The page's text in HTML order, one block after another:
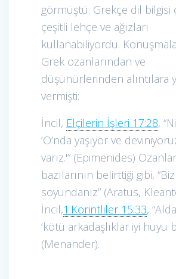
görmüştü. Grekçe dil bilgisi
çeşitli lehçe ve ağızları
kullanabiliyordu.
Grek ozanlarından ve
düşünürlerinden alıntılara
vermişti:
İncil, Elçilerin İşleri 17:28,
‘O’nda yaşıyor ve
varız.'” (Epimenides)
bazılarının belirttiği gibi,
soyundanız” (Aratus,
İncil,1.Korintliler 15:33,
‘kötü arkadaşlıklar iyi huyu
(Menander).